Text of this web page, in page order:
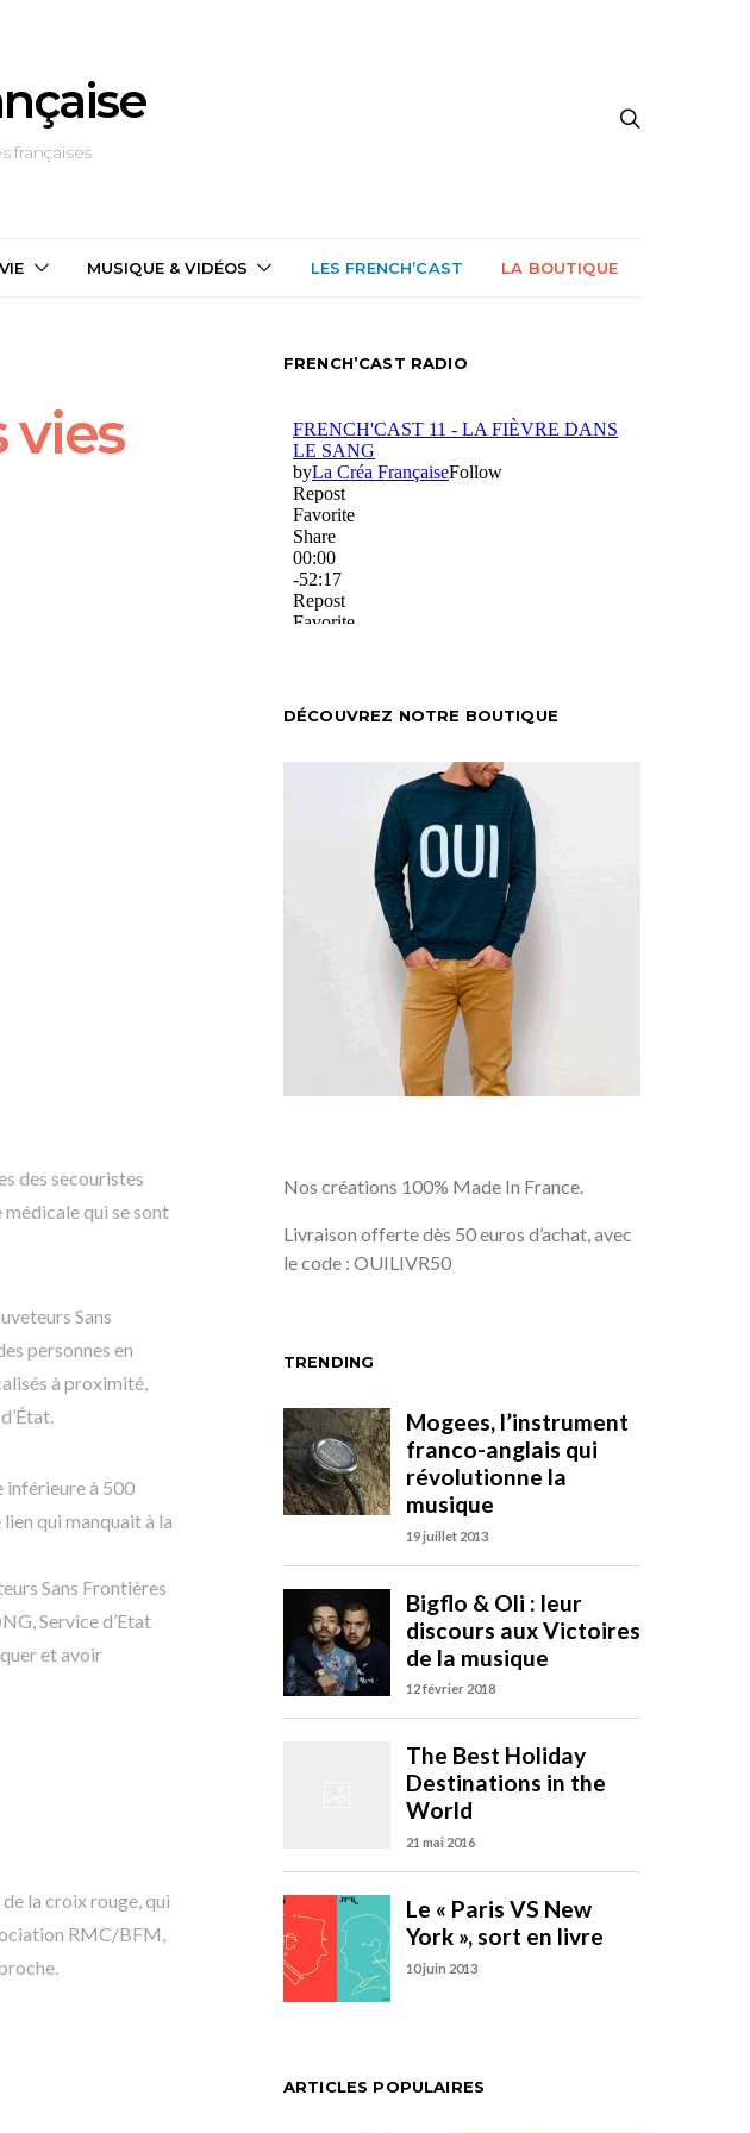
françaises
MUSIQUE & VIDÉOS LES FRENCH’CAST LA BOUTIQUE
vies
des secouristes
qui se sont
Sans
personnes en
à proximité,
inférieure à 500
qui manquait à la
Sans Frontières
Service d’Etat
et avoir
la croix rouge, qui
RMC/BFM,
FRENCH’CAST RADIO
DÉCOUVREZ NOTRE BOUTIQUE
Nos créations 100% Made In France.
Livraison offerte dès 50 euros d’achat, avec
le code : OUILIVR50
TRENDING
ARTICLES POPULAIRES